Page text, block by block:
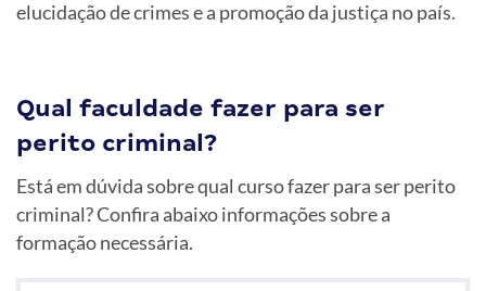
elucidação de crimes e a promoção da justiça no país.
Qual faculdade fazer para ser
perito criminal?
Está em dúvida sobre qual curso fazer para ser perito
criminal? Confira abaixo informações sobre a
formação necessária.